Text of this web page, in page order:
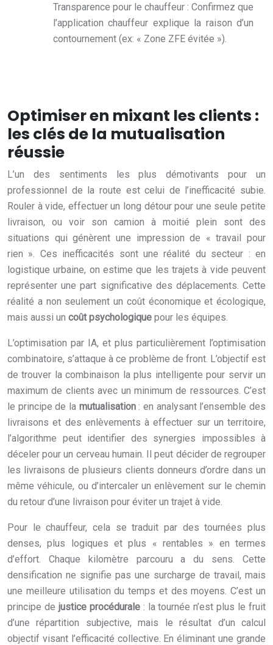
Transparence pour le chauffeur : Confirmez que
l’application chauffeur explique la raison d’un
contournement (ex: « Zone ZFE évitée »).
Optimiser en mixant les clients :
les clés de la mutualisation
réussie
L’un des sentiments les plus démotivants pour un
professionnel de la route est celui de l’inefficacité subie.
Rouler à vide, effectuer un long détour pour une seule petite
livraison, ou voir son camion à moitié plein sont des
situations qui génèrent une impression de « travail pour
rien ». Ces inefficacités sont une réalité du secteur : en
logistique urbaine, on estime que les trajets à vide peuvent
représenter une part significative des déplacements. Cette
réalité a non seulement un coût économique et écologique,
mais aussi un coût psychologique pour les équipes.
L’optimisation par IA, et plus particulièrement l’optimisation
combinatoire, s’attaque à ce problème de front. L’objectif est
de trouver la combinaison la plus intelligente pour servir un
maximum de clients avec un minimum de ressources. C’est
le principe de la mutualisation: en analysant l’ensemble des
livraisons et des enlèvements à effectuer sur un territoire,
l’algorithme peut identifier des synergies impossibles à
déceler pour un cerveau humain. Il peut décider de regrouper
les livraisons de plusieurs clients donneurs d’ordre dans un
même véhicule, ou d’intercaler un enlèvement sur le chemin
du retour d’une livraison pour éviter un trajet à vide.
Pour le chauffeur, cela se traduit par des tournées plus
denses, plus logiques et plus « rentables » en termes
d’effort. Chaque kilomètre parcouru a du sens. Cette
densification ne signifie pas une surcharge de travail, mais
une meilleure utilisation du temps et des moyens. C’est un
principe de justice procédurale: la tournée n’est plus le fruit
d’une répartition subjective, mais le résultat d’un calcul
objectif visant l’efficacité collective. En éliminant une grande